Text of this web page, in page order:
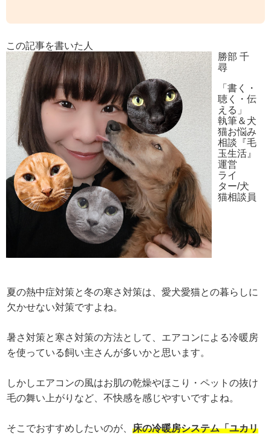
この記事を書いた人
勝部 千
尋
「書く・
聴く・伝
える」
執筆＆犬
猫お悩み
相談『毛
玉生活』
運営
ライ
ター/犬
猫相談員
夏の熱中症対策と冬の寒さ対策は、愛犬愛猫との暮らしに
欠かせない対策ですよね。
暑さ対策と寒さ対策の方法として、エアコンによる冷暖房
を使っている飼い主さんが多いかと思います。
しかしエアコンの風はお肌の乾燥やほこり・ペットの抜け
毛の舞い上がりなど、不快感を感じやすいですよね。
そこでおすすめしたいのが、床の冷暖房システム「ユカリ